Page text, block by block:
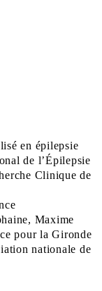
en épilepsie
de l’Épilepsie
Clinique de
Maxime
pour la Gironde
nationale de